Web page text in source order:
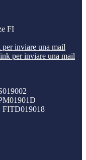
FI
inviare una mail
per inviare una mail
FITD019018